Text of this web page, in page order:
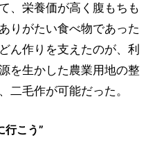
、栄養価が高く腹もちも
りがたい食べ物であった
ん作りを支えたのが、利
を生かした農業用地の整
二毛作が可能だった。
行こう”